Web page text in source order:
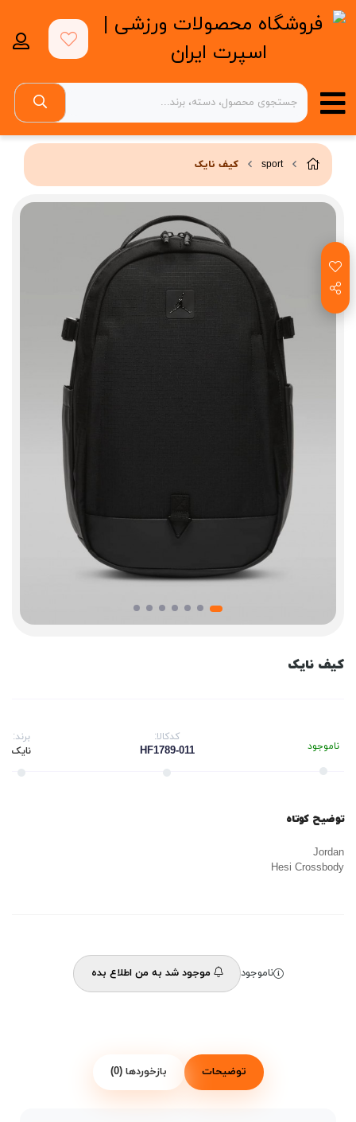
sport کیف نایک
کیف نایک
ناموجود
کدکالا:
HF1789-011
برند:
نایک
توضیح کوتاه
Jordan
Hesi Crossbody
ناموجود موجود شد به من اطلاع بده
توضیحات بازخوردها (0)